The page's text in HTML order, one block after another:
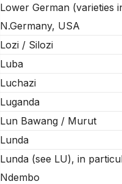
Lower German (varieties
N.Germany, USA
Lozi / Silozi
Luba
Luchazi
Luganda
Lun Bawang / Murut
Lunda
Lunda (see LU), in
Ndembo